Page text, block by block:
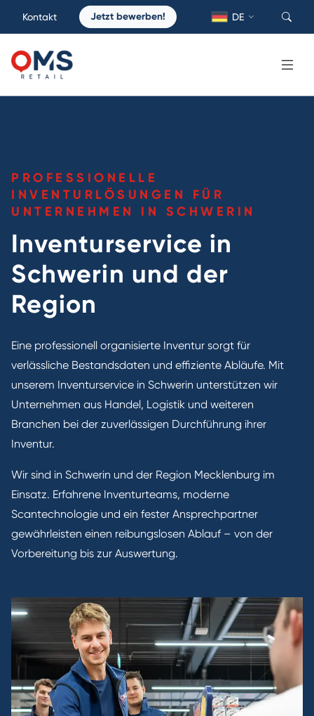
Kontakt Jetzt bewerben! DE
PROFESSIONELLE
INVENTURLÖSUNGEN FÜR
UNTERNEHMEN IN SCHWERIN
Inventurservice in
Schwerin und der
Region
Eine professionell organisierte Inventur sorgt für
verlässliche Bestandsdaten und effiziente Abläufe. Mit
unserem Inventurservice in Schwerin unterstützen wir
Unternehmen aus Handel, Logistik und weiteren
Branchen bei der zuverlässigen Durchführung ihrer
Inventur.
Wir sind in Schwerin und der Region Mecklenburg im
Einsatz. Erfahrene Inventurteams, moderne
Scantechnologie und ein fester Ansprechpartner
gewährleisten einen reibungslosen Ablauf – von der
Vorbereitung bis zur Auswertung.